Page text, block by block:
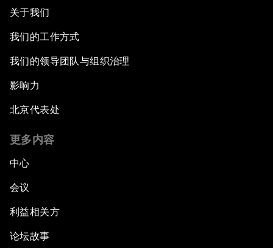
关于我们
我们的工作方式
我们的领导团队与组织治理
影响力
北京代表处
更多内容
中心
会议
利益相关方
论坛故事